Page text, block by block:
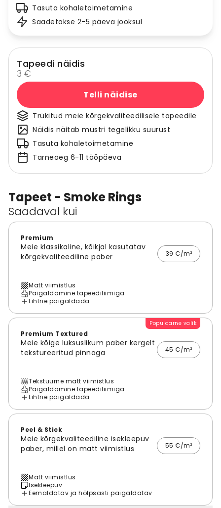
Tapeet - Smoke Rings
Saadaval kui
Premium
Meie klassikaline, kõikjal kasutatav
kõrgekvaliteediline paber
39 €/m²
Matt viimistlus
Paigaldamine tapeediliimiga
Lihtne paigaldada
Populaarne valik
Premium Textured
Meie kõige luksuslikum paber kergelt
tekstureeritud pinnaga
45 €/m²
Tekstuurne matt viimistlus
Paigaldamine tapeediliimiga
Lihtne paigaldada
Peel & Stick
Meie kõrgekvaliteediline isekleepuv
paber, millel on matt viimistlus
55 €/m²
Matt viimistlus
Isekleepuv
Eemaldatav ja hõlpsasti paigaldatav
Tasuta kohaletoimetamine
Saadetakse 2-5 päeva jooksul
Tapeedi näidis
3 €
Telli näidise
Trükitud meie kõrgekvaliteedilisele tapeedile
Näidis näitab mustri tegelikku suurust
Tasuta kohaletoimetamine
Tarneaeg 6-11 tööpäeva